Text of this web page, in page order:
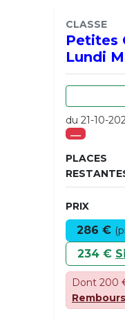
CLASSE
Petites
Lundi
du 21-10-
___
PLACES
PRIX
286 €
234 €
Dont 200